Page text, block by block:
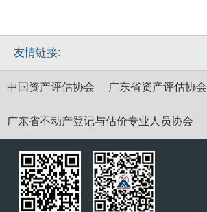
友情链接:
中国资产评估协会 广东省资产评估协会
广东省不动产登记与估价专业人员协会